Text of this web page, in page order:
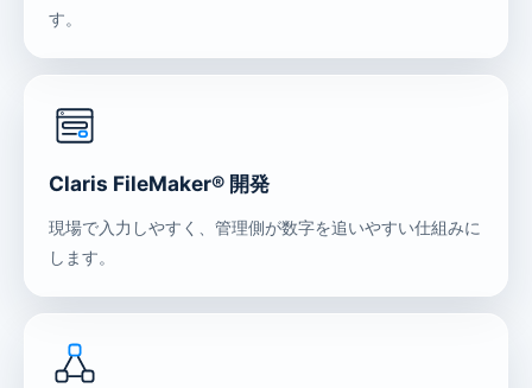
す。
Claris FileMaker® 開発
現場で入力しやすく、管理側が数字を追いやすい仕組みに
します。